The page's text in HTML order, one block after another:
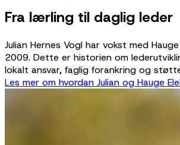
Fra lærling til daglig leder
Julian Hernes Vogl har vokst med
2009. Dette er historien om
lokalt ansvar, faglig forankring og
Les mer om hvordan Julian og Hauge